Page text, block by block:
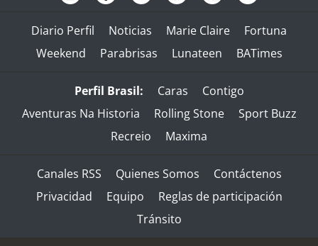
Diario Perfil Noticias Marie Claire
Fortuna
Weekend
Parabrisas Lunateen BATimes
Perfil Brasil: Caras
Contigo
Aventuras Na Historia
Rolling Stone
Sport Buzz
Recreio
Maxima
Canales RSS Quienes Somos
Contáctenos
Privacidad
Equipo
Reglas de participación
Tránsito